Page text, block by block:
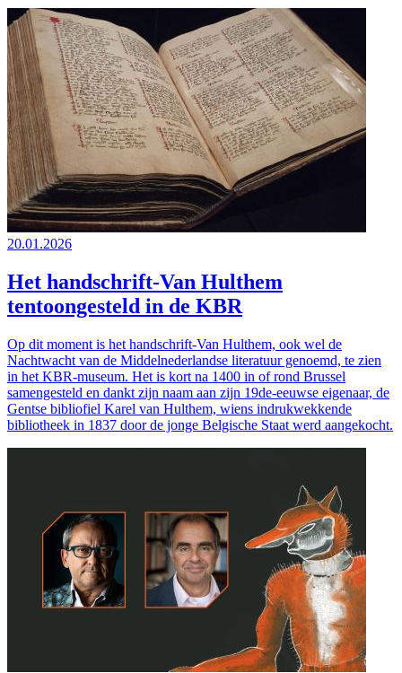
20.01.2026
Het handschrift-Van Hulthem
tentoongesteld in de KBR
Op dit moment is het handschrift-Van Hulthem, ook wel de
Nachtwacht van de Middelnederlandse literatuur genoemd, te zien
in het KBR-museum. Het is kort na 1400 in of rond Brussel
samengesteld en dankt zijn naam aan zijn 19de-eeuwse eigenaar, de
Gentse bibliofiel Karel van Hulthem, wiens indrukwekkende
bibliotheek in 1837 door de jonge Belgische Staat werd aangekocht.